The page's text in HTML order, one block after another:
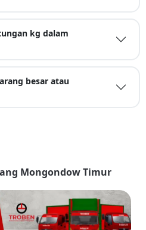
kg dalam
besar atau
Mongondow Timur